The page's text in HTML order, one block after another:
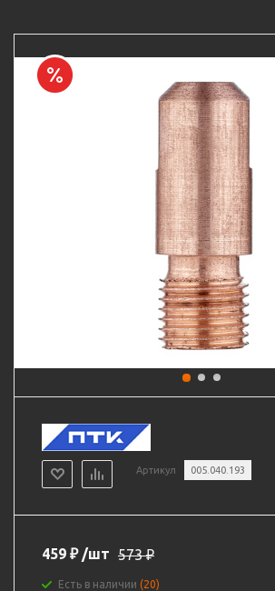
Артикул 005.040.193
459 ₽ /шт 573₽
Есть в наличии (20)